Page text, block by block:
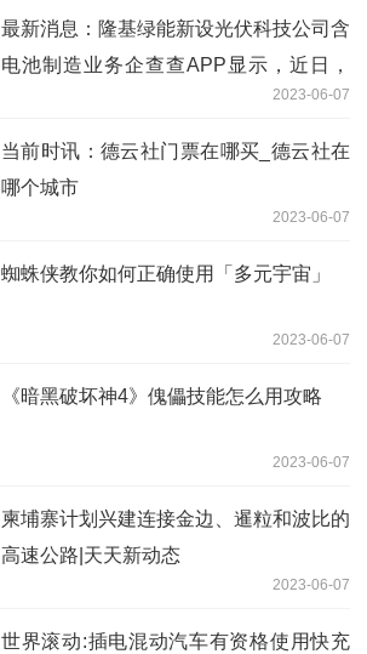
最新消息：隆基绿能新设光伏科技公司含
电池制造业务企查查APP显示，近日，
铜川隆基光伏科技有限公司成立，注册资
本4亿元，经营范围包含
2023-06-07
当前时讯：德云社门票在哪买_德云社在
哪个城市
2023-06-07
蜘蛛侠教你如何正确使用「多元宇宙」
2023-06-07
《暗黑破坏神4》傀儡技能怎么用攻略
2023-06-07
柬埔寨计划兴建连接金边、暹粒和波比的
高速公路|天天新动态
2023-06-07
世界滚动:插电混动汽车有资格使用快充